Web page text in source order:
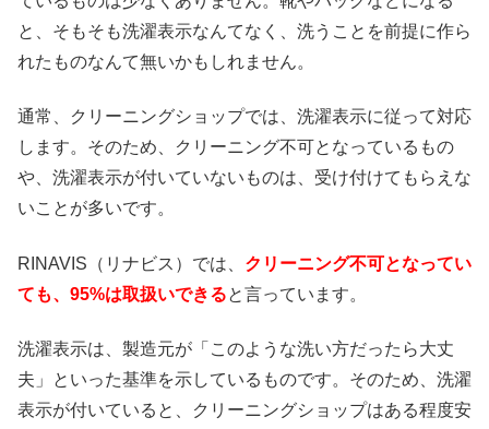
と、そもそも洗濯表示なんてなく、洗うことを前提に作ら
れたものなんて無いかもしれません。
通常、クリーニングショップでは、洗濯表示に従って対応
します。そのため、クリーニング不可となっているもの
や、洗濯表示が付いていないものは、受け付けてもらえな
いことが多いです。
RINAVIS（リナビス）では、 クリーニング不可となってい
ても、95%は取扱いできると言っています。
洗濯表示は、製造元が「このような洗い方だったら大丈
夫」といった基準を示しているものです。そのため、洗濯
表示が付いていると、クリーニングショップはある程度安